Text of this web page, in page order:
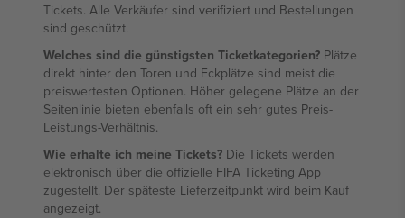
Tickets. Alle Verkäufer sind verifiziert und Bestellungen
sind geschützt.
Welches sind die günstigsten Ticketkategorien? Plätze
direkt hinter den Toren und Eckplätze sind meist die
preiswertesten Optionen. Höher gelegene Plätze an der
Seitenlinie bieten ebenfalls oft ein sehr gutes Preis-
Leistungs-Verhältnis.
Wie erhalte ich meine Tickets? Die Tickets werden
elektronisch über die offizielle FIFA Ticketing App
zugestellt. Der späteste Lieferzeitpunkt wird beim Kauf
angezeigt.